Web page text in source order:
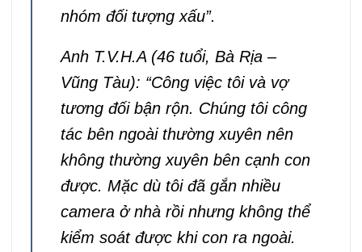
nhóm đối tượng xấu”.
Anh T.V.H.A (46 tuổi, Bà Rịa –
Vũng Tàu): “Công việc tôi và vợ
tương đối bận rộn. Chúng tôi công
tác bên ngoài thường xuyên nên
không thường xuyên bên cạnh con
được. Mặc dù tôi đã gắn nhiều
camera ở nhà rồi nhưng không thể
kiểm soát được khi con ra ngoài.